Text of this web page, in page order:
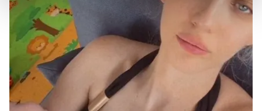
Her halükârda, kullanıcılar, bu çerezlere izin vermedikleri
takdirde, kullanıcılara hedefli reklamlar
gösterilmeyecektir."
Sizlere daha iyi bir hizmet sunabilmek için İnternet
Sitemizde kendimize ve üçüncü kişilere ait çerezler